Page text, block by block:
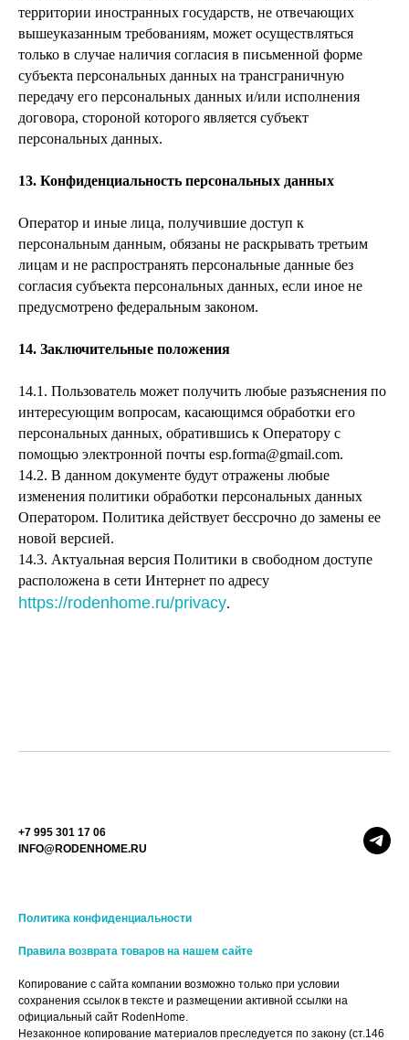
территории иностранных государств, не отвечающих
вышеуказанным требованиям, может осуществляться
только в случае наличия согласия в письменной форме
субъекта персональных данных на трансграничную
передачу его персональных данных и/или исполнения
договора, стороной которого является субъект
персональных данных.
13. Конфиденциальность персональных данных
Оператор и иные лица, получившие доступ к
персональным данным, обязаны не раскрывать третьим
лицам и не распространять персональные данные без
согласия субъекта персональных данных, если иное не
предусмотрено федеральным законом.
14. Заключительные положения
14.1. Пользователь может получить любые разъяснения по
интересующим вопросам, касающимся обработки его
персональных данных, обратившись к Оператору с
помощью электронной почты esp.forma@gmail.com.
14.2. В данном документе будут отражены любые
изменения политики обработки персональных данных
Оператором. Политика действует бессрочно до замены ее
новой версией.
14.3. Актуальная версия Политики в свободном доступе
расположена в сети Интернет по адресу
https://rodenhome.ru/privacy.
+7 995 301 17 06
INFO@RODENHOME.RU
Политика конфиденциальности
Правила возврата товаров на нашем сайте
Копирование с сайта компании возможно только при условии
сохранения ссылок в тексте и размещении активной ссылки на
официальный сайт RodenHome.
Незаконное копирование материалов преследуется по закону (ст.146